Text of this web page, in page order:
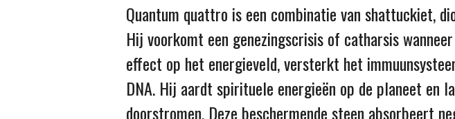
Quantum quattro is een combinatie van shattuckiet,
Hij voorkomt een genezingscrisis of catharsis
effect op het energieveld, versterkt het
DNA. Hij aardt spirituele energieën op de planeet en
doorstromen. Deze beschermende steen absorbeert